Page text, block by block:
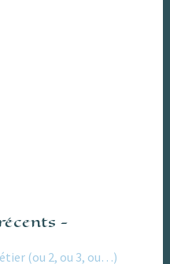
(ou 2, ou 3, ou…)